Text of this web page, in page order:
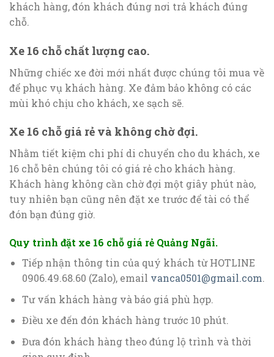
khách hàng, đón khách đúng nơi trả khách đúng
chỗ.
Xe 16 chỗ chất lượng cao.
Những chiếc xe đời mới nhất được chúng tôi mua về
để phục vụ khách hàng. Xe đảm bảo không có các
mùi khó chịu cho khách, xe sạch sẽ.
Xe 16 chỗ giá rẻ và không chờ đợi.
Nhằm tiết kiệm chi phí di chuyển cho du khách, xe
16 chỗ bên chúng tôi có giá rẻ cho khách hàng.
Khách hàng không cần chờ đợi một giây phút nào,
tuy nhiên bạn cũng nên đặt xe trước để tài có thể
đón bạn đúng giờ.
Quy trình đặt xe 16 chỗ giá rẻ Quảng Ngãi.
Tiếp nhận thông tin của quý khách từ HOTLINE
0906.49.68.60 (Zalo), email vanca0501@gmail.com.
Tư vấn khách hàng và báo giá phù hợp.
Điều xe đến đón khách hàng trước 10 phút.
Đưa đón khách hàng theo đúng lộ trình và thời